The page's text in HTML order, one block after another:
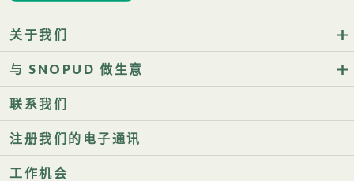
关于我们
与 SNOPUD 做生意
联系我们
注册我们的电子通讯
工作机会